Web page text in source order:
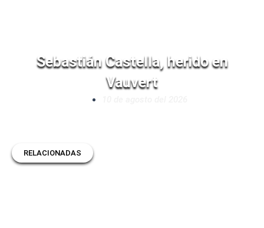
Sebastián Castella, herido en
Vauvert
RELACIONADAS